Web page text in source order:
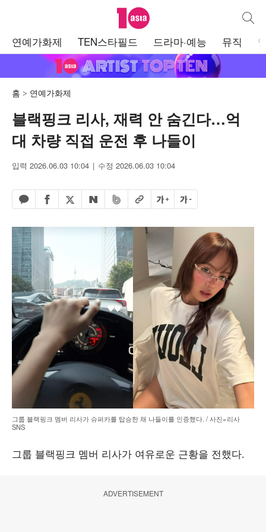
텐아시아 통합
연예가화제 TEN스타필드 드라마·예능 뮤직
홈 연예가화제
블랙핑크 리사, 재력 안 숨긴다…억
대 차량 직접 운전 후 나들이
입력 2026.06.03 10:04 수정 2026.06.03 10:04
카카오톡 공유하기
페이스북 공유하기
엑스 공유하기
네이버 공유하기
밴드 공유하기
URL복사글자 크게글자 작게
그룹 블랙핑크 멤버 리사가 슈퍼카를 탑승한 채 나들이를 인증했다. / 사진=리사
SNS
그룹 블랙핑크 멤버 리사가 여유로운 근황을 전했다.
ADVERTISEMENT